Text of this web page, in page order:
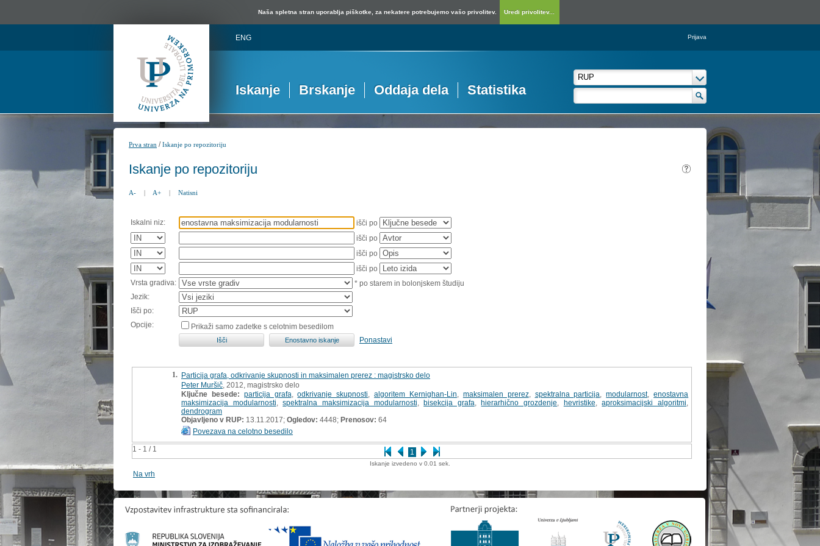
Naša spletna stran uporablja piškotke, za nekatere potrebujemo vašo privolitev. Uredi privolitev...
ENG Prijava
Iskanje Brskanje Oddaja dela Statistika
Prva stran /Iskanje po repozitoriju
Iskanje po repozitoriju
A- | A+ | Natisni
Iskalni niz:
išči po
išči po
išči po
išči po
Vrsta gradiva:
* po starem in bolonjskem študiju
Jezik:
Išči po:
Opcije:
Prikaži samo zadetke s celotnim besedilom
Ponastavi
1 - 1 / 1 1
1. Particija grafa, odkrivanje skupnosti in maksimalen prerez : magistrsko delo
Peter Muršič , 2012, magistrsko delo
Ključne besede: particija grafa ,odkrivanje skupnosti ,algoritem Kernighan-Lin maksimalen prerez, spektralna particija ,modularnost,enostavna
maksimizacija modularnosti ,spektralna maksimizacija modularnosti ,bisekcija grafa ,hierarhično grozdenje hevristike ,aproksimacijski algoritmi
dendrogram
Objavljeno v RUP: 13.11.2017; Ogledov: 4448; Prenosov: 64
Povezava na celotno besedilo
Iskanje izvedeno v 0.01 sek.
Na vrh